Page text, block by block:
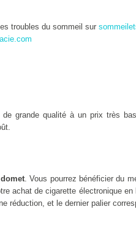
troubles du sommeil sur
grande qualité à un prix très
. Vous pourrez bénéficier du
achat de cigarette électronique en
réduction, et le dernier palier